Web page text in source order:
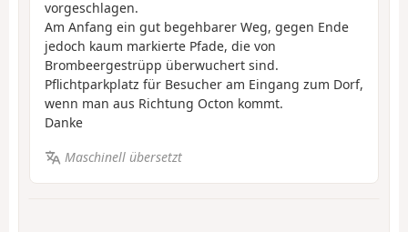
vorgeschlagen.
Am Anfang ein gut begehbarer Weg, gegen Ende
jedoch kaum markierte Pfade, die von
Brombeergestrüpp überwuchert sind.
Pflichtparkplatz für Besucher am Eingang zum Dorf,
wenn man aus Richtung Octon kommt.
Danke
Maschinell übersetzt